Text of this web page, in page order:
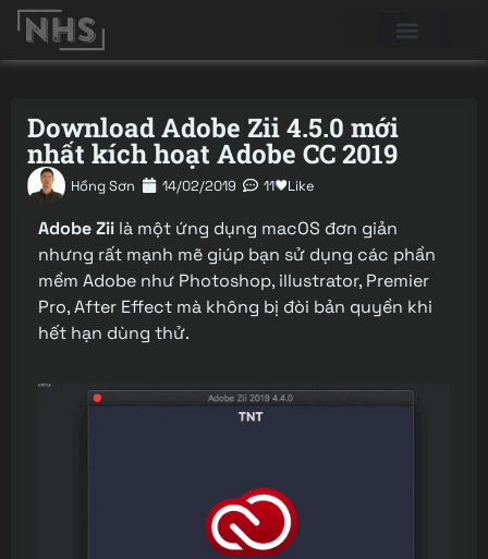
Download Adobe Zii 4.5.0 mới
nhất kích hoạt Adobe CC 2019
Hồng Sơn 14/02/2019 11 Like
Adobe Zii là một ứng dụng macOS đơn giản
nhưng rất mạnh mẽ giúp bạn sử dụng các phần
mềm Adobe như Photoshop, illustrator, Premier
Pro, After Effect mà không bị đòi bản quyền khi
hết hạn dùng thử.